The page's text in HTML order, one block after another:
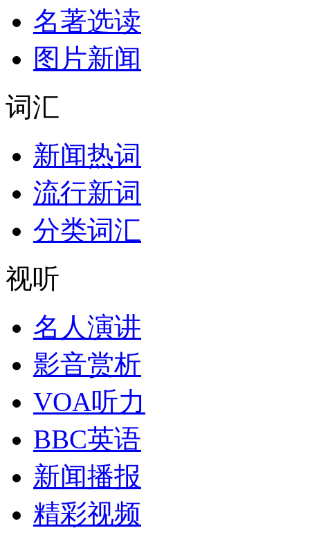
名著选读
图片新闻
词汇
新闻热词
流行新词
分类词汇
视听
名人演讲
影音赏析
VOA听力
BBC英语
新闻播报
精彩视频